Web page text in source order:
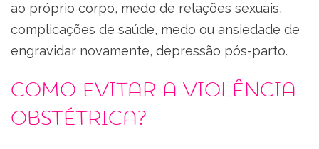
ao próprio corpo, medo de relações sexuais,
complicações de saúde, medo ou ansiedade de
engravidar novamente, depressão pós-parto.
Como evitar a violência
obstétrica?